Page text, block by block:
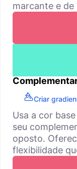
marcante e
Criar
Usa a cor
seu
oposto.
flexibilidade